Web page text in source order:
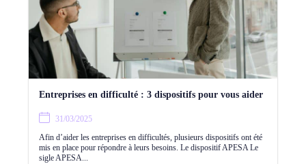
Entreprises en difficulté : 3 dispositifs pour vous aider
31/03/2025
Afin d’aider les entreprises en difficultés, plusieurs dispositifs ont été
mis en place pour répondre à leurs besoins. Le dispositif APESA Le
sigle APESA...